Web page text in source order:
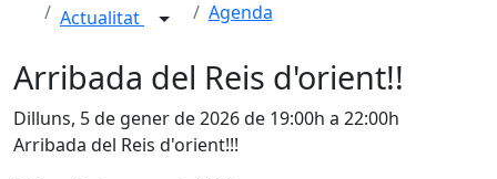
Actualitat Agenda
Arribada del Reis d'orient!!
Dilluns, 5 de gener de 2026 de 19:00h a 22:00h
Arribada del Reis d'orient!!!